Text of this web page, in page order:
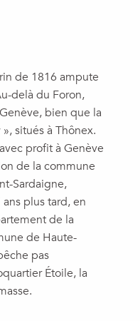
de 1816 ampute
delà du Foron,
bien que la
situés à Thônex.
profit à Genève
de la commune
Sardaigne,
plus tard, en
de la
de Haute-
pas
Étoile, la